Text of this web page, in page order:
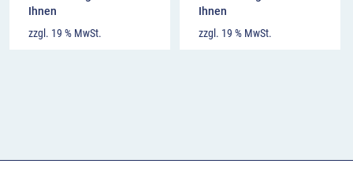
Ihnen
zzgl. 19 % MwSt.
Ihnen
zzgl. 19 % MwSt.